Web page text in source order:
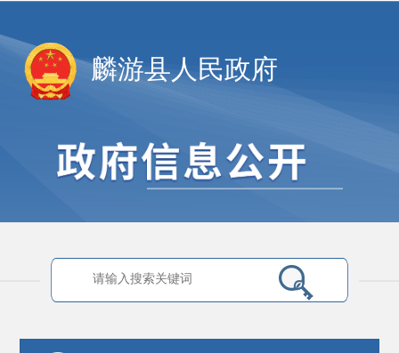
麟游县人民政府